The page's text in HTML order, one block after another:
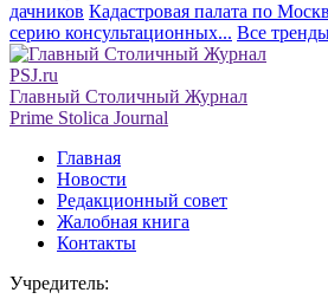
дачников Кадастровая палата по
серию консультационных... Все
PSJ.ru
Главный Столичный Журнал
Prime Stolica Journal
Главная
Новости
Редакционный совет
Жалобная книга
Контакты
Учредитель: